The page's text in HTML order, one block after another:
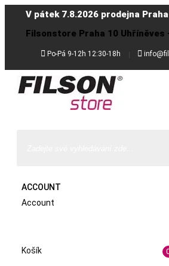
V pátek 7.8.2026 prodejna
Filsonstore Praha 10 Uhříněves
 Po-Pá 9-12h 12:30-18h 
ACCOUNT
Account
Košík